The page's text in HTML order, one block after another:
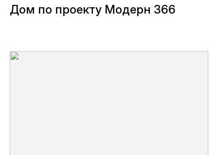
Дом по проекту Модерн 366